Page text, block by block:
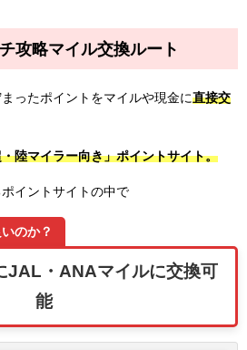
攻略マイル交換ルート
ったポイントをマイルや現金に直接交
陸マイラー向き」ポイントサイト。
イントサイトの中で
のか？
JAL・ANAマイルに交換可
能